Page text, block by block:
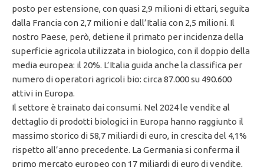
posto per estensione, con quasi 2,9 milioni di ettari, seguita
dalla Francia con 2,7 milioni e dall’Italia con 2,5 milioni. Il
nostro Paese, però, detiene il primato per incidenza della
superficie agricola utilizzata in biologico, con il doppio della
media europea: il 20%. L’Italia guida anche la classifica per
numero di operatori agricoli bio: circa 87.000 su 490.600
attivi in Europa.
Il settore è trainato dai consumi. Nel 2024 le vendite al
dettaglio di prodotti biologici in Europa hanno raggiunto il
massimo storico di 58,7 miliardi di euro, in crescita del 4,1%
rispetto all’anno precedente. La Germania si conferma il
primo mercato europeo con 17 miliardi di euro di vendite,